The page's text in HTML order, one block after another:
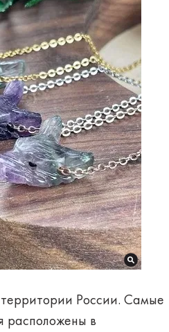
России. Самые
расположены в